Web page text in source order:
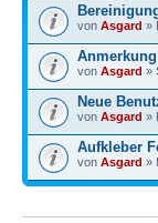
von Asgard »
von Asgard »
Neue
von Asgard »
Aufkleber
von Asgard »